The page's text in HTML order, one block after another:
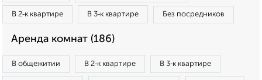
В 2‑к квартире В 3‑к квартире Без посредников
Аренда комнат (186)
В общежитии В 2‑к квартире В 3‑к квартире